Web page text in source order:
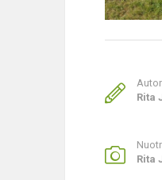
Rita
Rita